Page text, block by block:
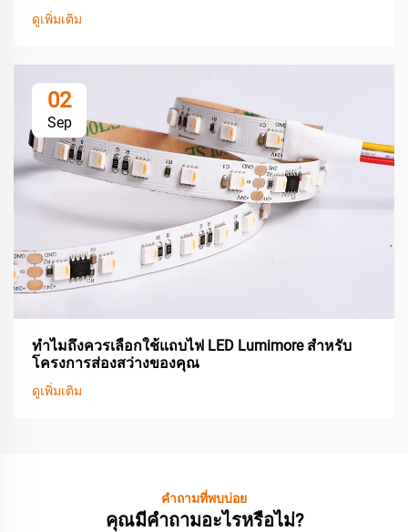
ดูเพิ่มเติม
02
Sep
ทำไมถึงควรเลือกใช้แถบไฟ LED Lumimore สำหรับ
โครงการส่องสว่างของคุณ
ดูเพิ่มเติม
คำถามที่พบบ่อย
คุณมีคำถามอะไรหรือไม่?